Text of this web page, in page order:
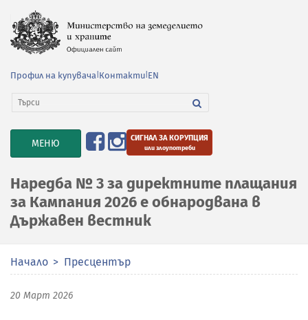
Профил на купувача Контакти EN
TOGGLE
NAVIGATION
МЕНЮ СИГНАЛ ЗА КОРУПЦИЯ
или злоупотреби
Наредба № 3 за директните плащания
за Кампания 2026 е обнародвана в
Държавен вестник
Начало Пресцентър
20 Март 2026